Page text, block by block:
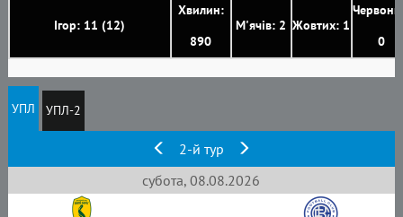
Ігор: 11 (12)
Хвилин:
890
М'ячів: 2 Жовтих: 1
0
УПЛ УПЛ-2
2-й тур
субота, 08.08.2026